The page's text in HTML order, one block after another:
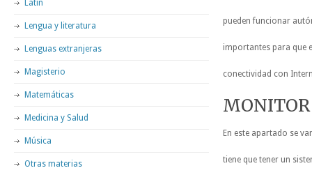
pueden funcionar
importantes para que
conectividad con
MONITOR
En este apartado se
tiene que tener un
Latín
Lengua y literatura
Lenguas extranjeras
Magisterio
Matemáticas
Medicina y Salud
Música
Otras materias